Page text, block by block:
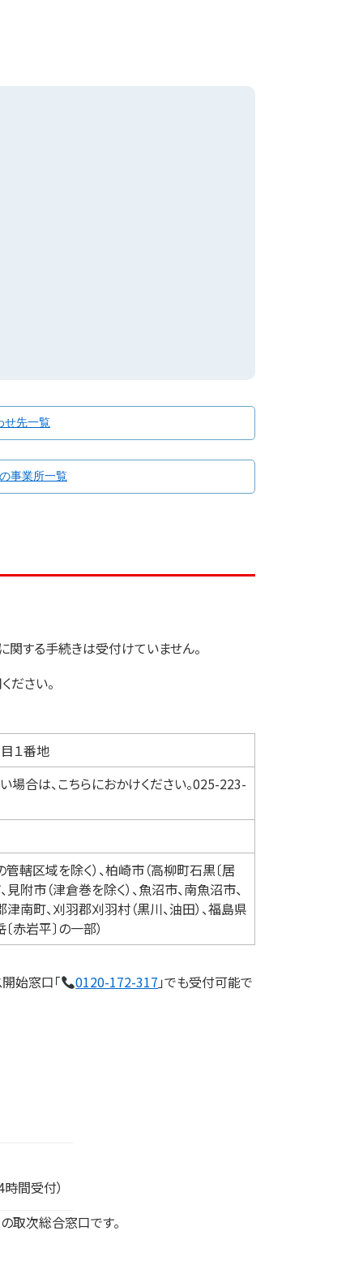
せ先一覧
事業所一覧
する手続きは受付けていません。
ださい。
１番地
合は、こちらにおかけください。025-223-
轄区域を除く）、柏崎市（高柳町石黒〔居
見附市（津倉巻を除く）、魚沼市、南魚沼市、
南町、刈羽郡刈羽村（黒川、油田）、福島県
赤岩平〕の一部）
始窓口「 0120-172-317 」でも受付可能で
間受付）
次総合窓口です。